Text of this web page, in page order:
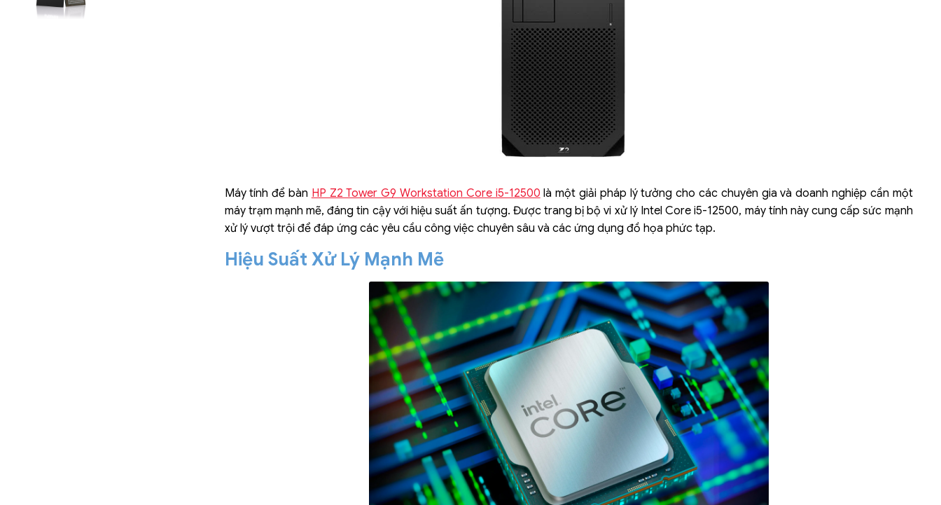
Máy tính để bàn HP Z2 Tower G9 Workstation Core i5-12500 là một giải pháp lý tưởng cho các chuyên gia và doanh nghiệp cần một
máy trạm mạnh mẽ, đáng tin cậy với hiệu suất ấn tượng. Được trang bị bộ vi xử lý Intel Core i5-12500, máy tính này cung cấp sức mạnh
xử lý vượt trội để đáp ứng các yêu cầu công việc chuyên sâu và các ứng dụng đồ họa phức tạp.
Hiệu Suất Xử Lý Mạnh Mẽ